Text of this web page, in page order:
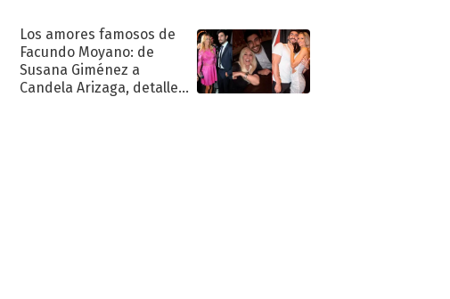
Los amores famosos de
Facundo Moyano: de
Susana Giménez a
Candela Arizaga, detalles